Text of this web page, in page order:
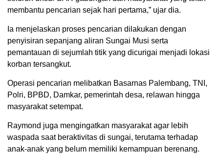
membantu pencarian sejak hari pertama,” ujar dia.
Ia menjelaskan proses pencarian dilakukan dengan
penyisiran sepanjang aliran Sungai Musi serta
pemantauan di sejumlah titik yang dicurigai menjadi lokasi
korban tersangkut.
Operasi pencarian melibatkan Basarnas Palembang, TNI,
Polri, BPBD, Damkar, pemerintah desa, relawan hingga
masyarakat setempat.
Raymond juga mengingatkan masyarakat agar lebih
waspada saat beraktivitas di sungai, terutama terhadap
anak-anak yang belum memiliki kemampuan berenang.